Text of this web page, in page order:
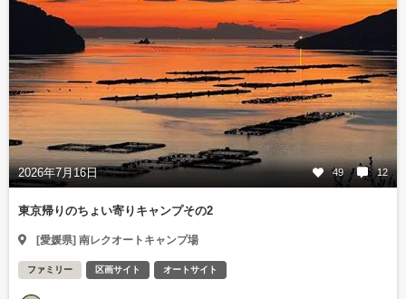
2026年7月16日 49 12
東京帰りのちょい寄りキャンプその2
[愛媛県] 南レクオートキャンプ場
ファミリー 区画サイト オートサイト